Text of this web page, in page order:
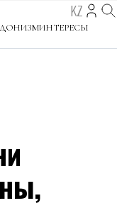
KZ
ИНТЕРЕСЫ